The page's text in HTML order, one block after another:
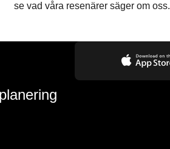
se vad våra resenärer säger om oss.